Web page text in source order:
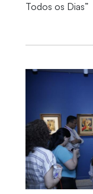
Todos os Dias”